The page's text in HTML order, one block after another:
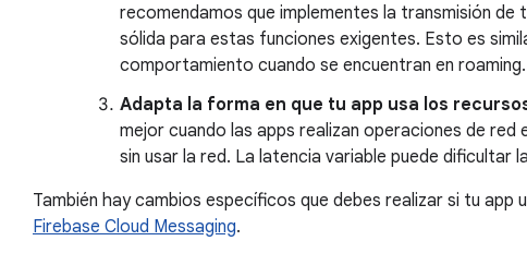
recomendamos que implementes la transmisión
sólida para estas funciones exigentes. Esto es
comportamiento cuando se encuentran en roaming.
Adapta la forma en que tu app usa los
mejor cuando las apps realizan operaciones de
sin usar la red. La latencia variable puede dificultar
También hay cambios específicos que debes realizar si tu app
Firebase Cloud Messaging.